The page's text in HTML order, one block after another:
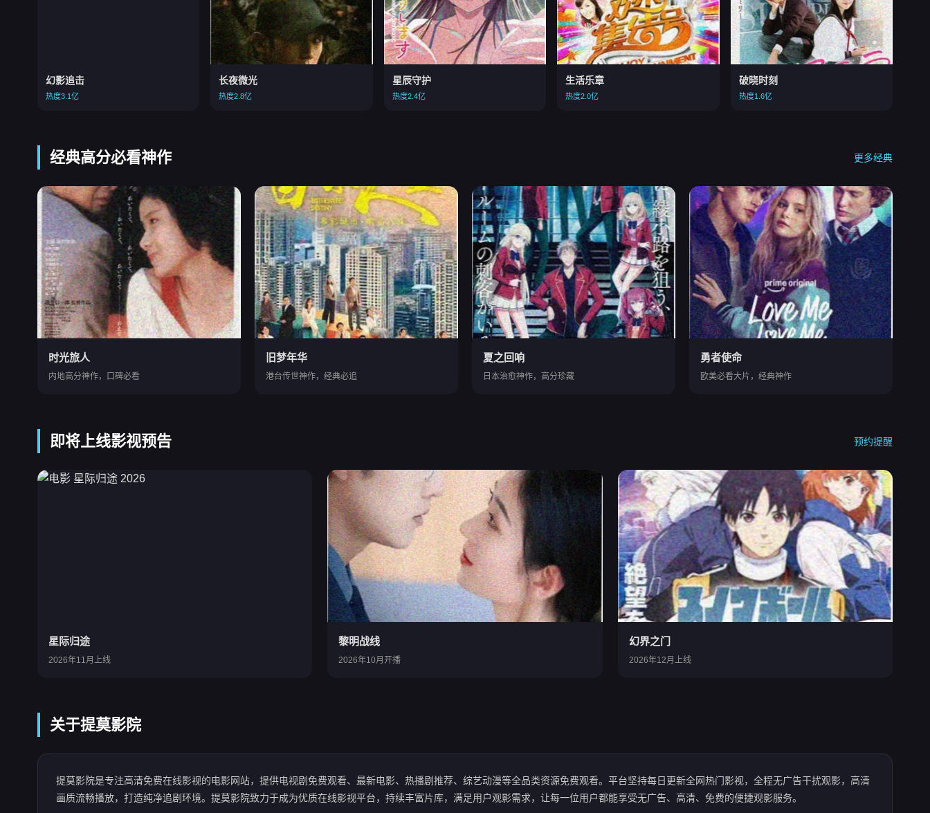
幻影追击
热度3.1亿
长夜微光
热度2.8亿
星辰守护
热度2.4亿
生活乐章
热度2.0亿
破晓时刻
热度1.6亿
经典高分必看神作 更多经典
时光旅人
内地高分神作，口碑必看
旧梦年华
港台传世神作，经典必追
夏之回响
日本治愈神作，高分珍藏
勇者使命
欧美必看大片，经典神作
即将上线影视预告 预约提醒
星际归途
2026年11月上线
黎明战线
2026年10月开播
幻界之门
2026年12月上线
关于提莫影院
提莫影院是专注高清免费在线影视的电影网站，提供电视剧免费观看、最新电影、热播剧推荐、综艺动漫等全品类资源免费观看。平台坚持每日更新全网热门影视，全程无广告干扰观影，高清
画质流畅播放，打造纯净追剧环境。提莫影院致力于成为优质在线影视平台，持续丰富片库，满足用户观影需求，让每一位用户都能享受无广告、高清、免费的便捷观影服务。